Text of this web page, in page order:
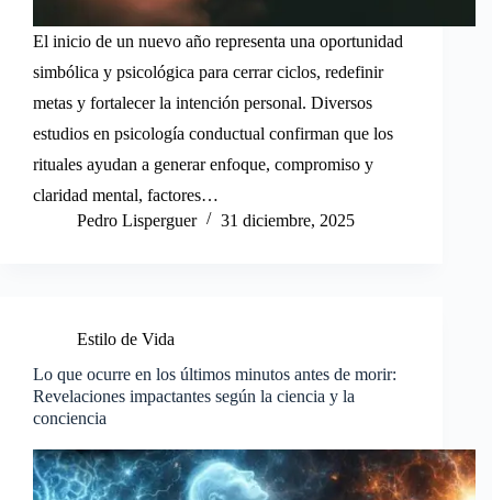
El inicio de un nuevo año representa una oportunidad
simbólica y psicológica para cerrar ciclos, redefinir
metas y fortalecer la intención personal. Diversos
estudios en psicología conductual confirman que los
rituales ayudan a generar enfoque, compromiso y
claridad mental, factores…
Pedro Lisperguer
31 diciembre, 2025
Estilo de Vida
Lo que ocurre en los últimos minutos antes de morir:
Revelaciones impactantes según la ciencia y la
conciencia